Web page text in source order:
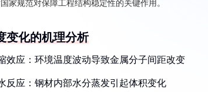
家规范对保障工程结构稳定性的关键作用。
变化的机理分析
效应：环境温度波动导致金属分子间距改变
反应：钢材内部水分蒸发引起体积变化